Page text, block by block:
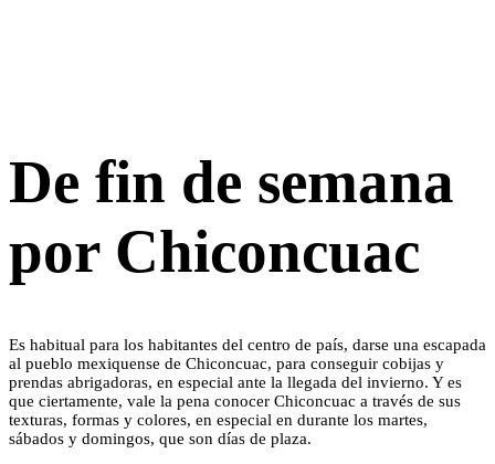
De fin de semana
por Chiconcuac
Es habitual para los habitantes del centro de país, darse una escapada
al pueblo mexiquense de Chiconcuac, para conseguir cobijas y
prendas abrigadoras, en especial ante la llegada del invierno. Y es
que ciertamente, vale la pena conocer Chiconcuac a través de sus
texturas, formas y colores, en especial en durante los martes,
sábados y domingos, que son días de plaza.